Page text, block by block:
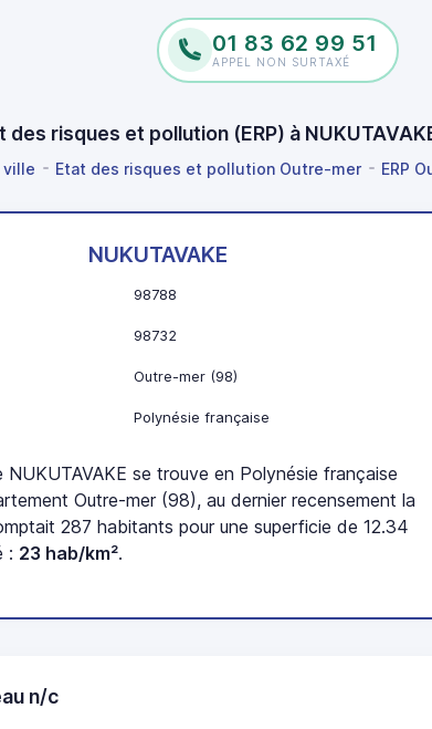
01 83 62 99 51
APPEL NON SURTAXÉ
risques et pollution (ERP) à
ville Etat des risques et pollution Outre-mer ERP
NUKUTAVAKE
98788
98732
Outre-mer (98)
Polynésie française
NUKUTAVAKE se trouve en Polynésie française
Outre-mer (98), au dernier recensement la
287 habitants pour une superficie de 12.34
: 23 hab/km².
n/c